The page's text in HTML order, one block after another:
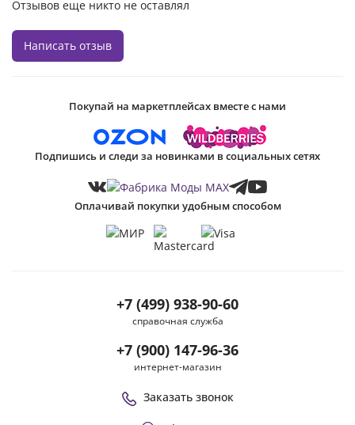
Отзывов еще никто не оставлял
Написать отзыв
+7 (499) 938-90-60
справочная служба
+7 (900) 147-96-36
интернет-магазин
Заказать звонок
Покупай на маркетплейсах вместе с нами
Подпишись и следи за новинками в социальных сетях
Оплачивай покупки удобным способом